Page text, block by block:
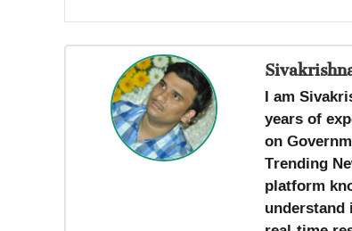
I am
years of
on
Trending
platform